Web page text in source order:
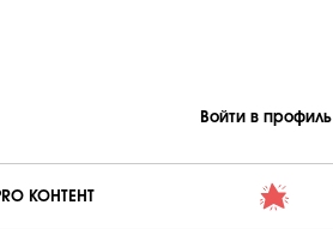
Войти в профиль
КОНТЕНТ